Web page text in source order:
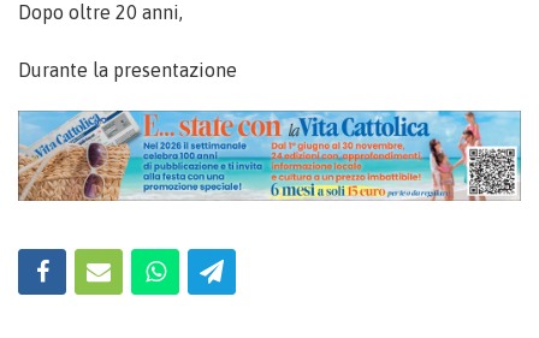
Dopo oltre 20 anni,
Durante la presentazione